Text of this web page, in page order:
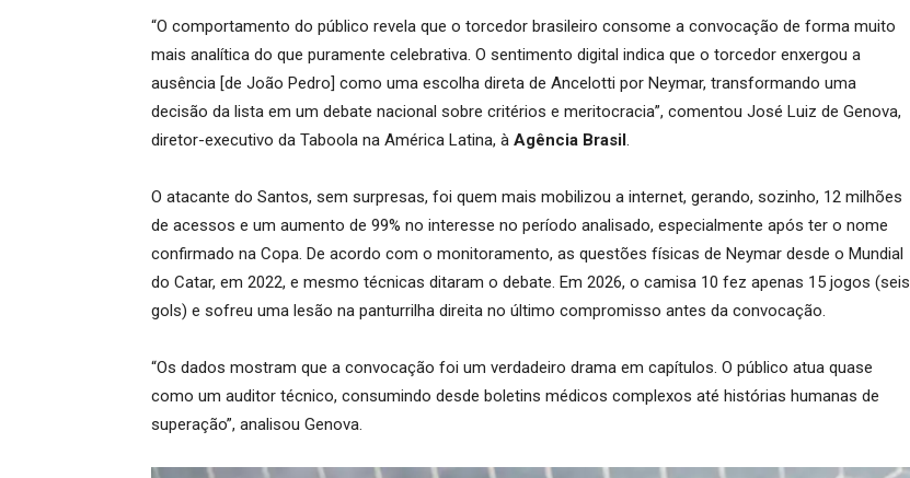
“O comportamento do público revela que o torcedor brasileiro consome a convocação de forma muito
mais analítica do que puramente celebrativa. O sentimento digital indica que o torcedor enxergou a
ausência [de João Pedro] como uma escolha direta de Ancelotti por Neymar, transformando uma
decisão da lista em um debate nacional sobre critérios e meritocracia”, comentou José Luiz de Genova,
diretor-executivo da Taboola na América Latina, à Agência Brasil.
O atacante do Santos, sem surpresas, foi quem mais mobilizou a internet, gerando, sozinho, 12 milhões
de acessos e um aumento de 99% no interesse no período analisado, especialmente após ter o nome
confirmado na Copa. De acordo com o monitoramento, as questões físicas de Neymar desde o Mundial
do Catar, em 2022, e mesmo técnicas ditaram o debate. Em 2026, o camisa 10 fez apenas 15 jogos (seis
gols) e sofreu uma lesão na panturrilha direita no último compromisso antes da convocação.
“Os dados mostram que a convocação foi um verdadeiro drama em capítulos. O público atua quase
como um auditor técnico, consumindo desde boletins médicos complexos até histórias humanas de
superação”, analisou Genova.